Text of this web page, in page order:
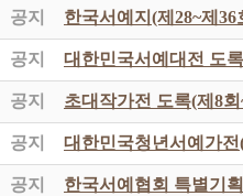
공지 한국서예지(제28~제36
공지 대한민국서예대전 도
공지 초대작가전 도록(제8
공지 대한민국청년서예가
공지 한국서예협회 특별기